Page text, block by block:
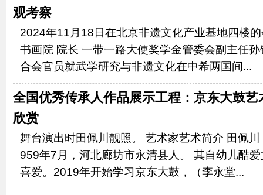
观考察
2024年11月18日在北京非遗文化产业基地四楼
书画院 院长 一带一路大使奖学金管委会副主任
合会官员就武学研究与非遗文化在中希两国间...
全国优秀传承人作品展示工程：京东大鼓
欣赏
舞台演出时田佩川靓照。 艺术家艺术简介 田佩
959年7月，河北廊坊市永清县人。 其自幼儿酷
喜爱。2019年开始学习京东大鼓，（李永堂...